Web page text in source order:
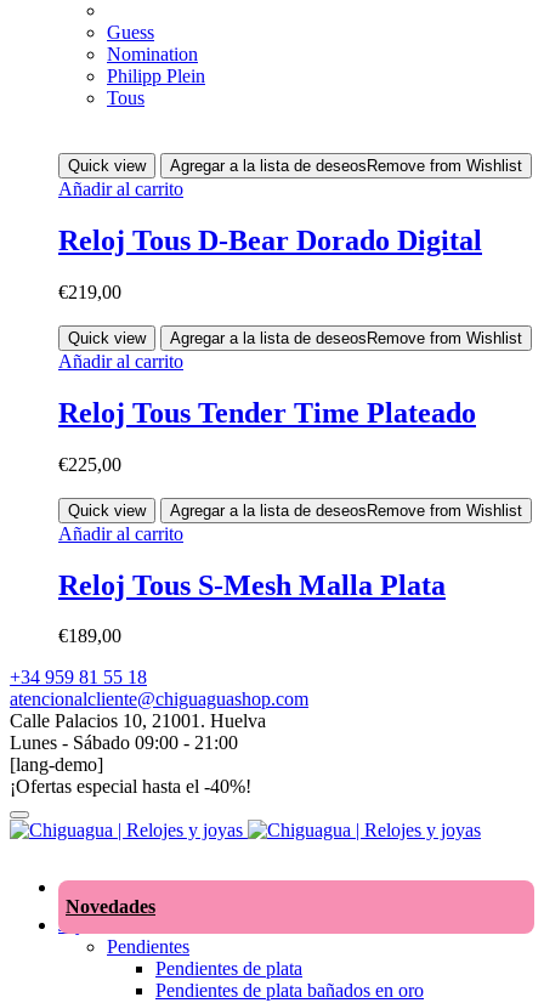
Guess
Nomination
Philipp Plein
Tous
Quick view Agregar a la lista de deseos Remove from Wishlist
Añadir al carrito
Reloj Tous D-Bear Dorado Digital
€219,00
Quick view Agregar a la lista de deseos Remove from Wishlist
Añadir al carrito
Reloj Tous Tender Time Plateado
€225,00
Quick view Agregar a la lista de deseosRemove from Wishlist
Añadir al carrito
Reloj Tous S-Mesh Malla Plata
€189,00
+34 959 81 55 18
atencionalcliente@chiguaguashop.com
Calle Palacios 10, 21001. Huelva
Lunes - Sábado 09:00 - 21:00
[lang-demo]
¡Ofertas especial hasta el -40%!
Novedades
Joyas
Pendientes
Pendientes de plata
Pendientes de plata bañados en oro